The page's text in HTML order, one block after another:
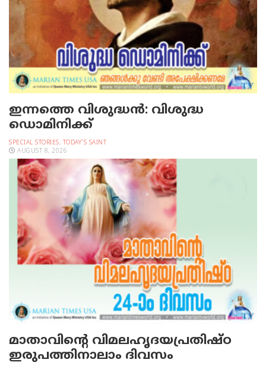
ഇന്നത്തെ വിശുദ്ധന്‍: വിശുദ്ധ
ഡൊമിനിക്ക്
SPECIAL STORIES, TODAY'S SAINT
AUGUST 8, 2026
മാതാവിന്റെ വിമലഹൃദയപ്രതിഷ്ഠ
ഇരുപത്തിനാലാം ദിവസം